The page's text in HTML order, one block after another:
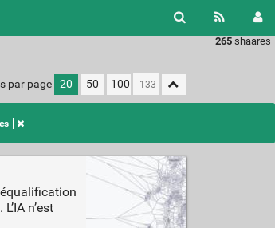
265 shaares
par page 20 50 100
n’est